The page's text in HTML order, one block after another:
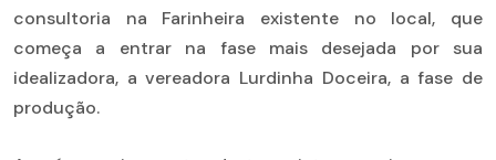
consultoria na Farinheira existente no local, que
começa a entrar na fase mais desejada por sua
idealizadora, a vereadora Lurdinha Doceira, a fase de
produção.